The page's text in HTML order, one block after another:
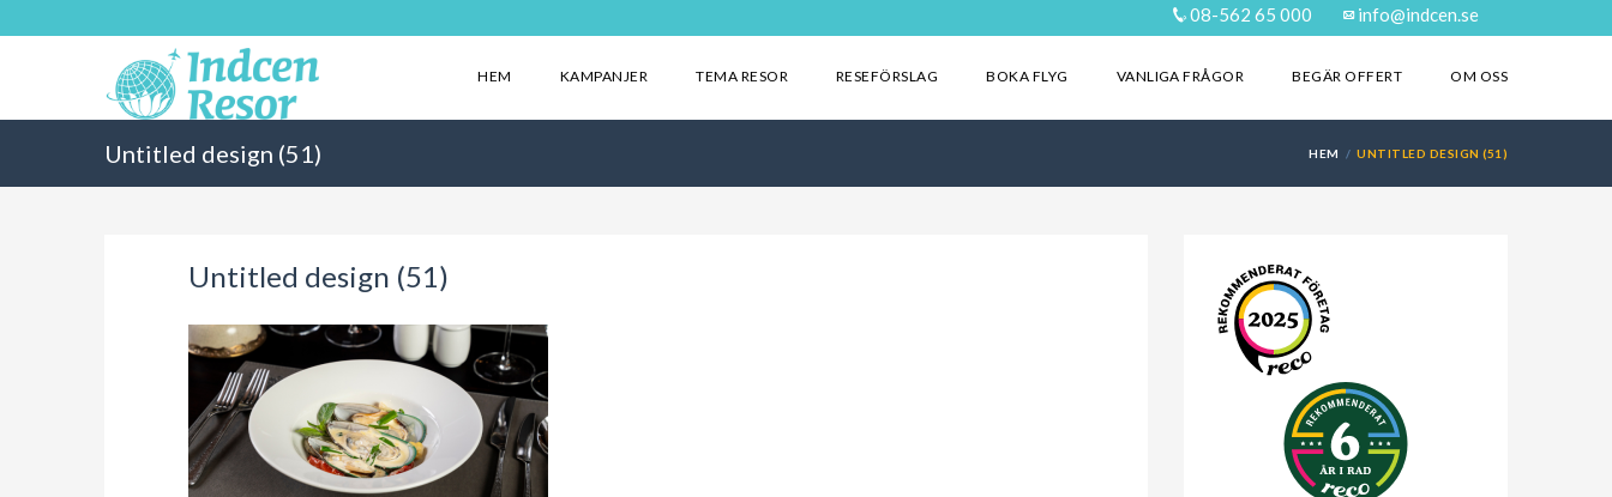
08-562 65 000 info@indcen.se
HEM KAMPANJER TEMA RESOR RESEFÖRSLAG BOKA FLYG VANLIGA FRÅGOR BEGÄR OFFERT OM OSS
Untitled design (51) HEM UNTITLED DESIGN (51)
Untitled design (51)